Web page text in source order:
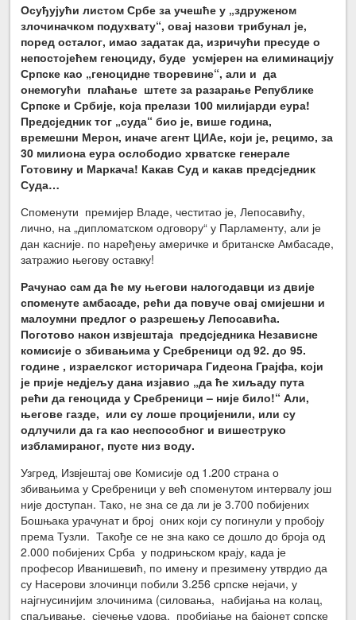
Осуђујући листом Србе за учешће у „здруженом
злочиначком подухвату“, овај назови трибунал је,
поред осталог, имао задатак да, изричући пресуде о
непостојећем геноциду, буде усмјерен на елиминацију
Српске као „геноцидне творевине“, али и да
онемогући плаћање штете за разарање Републике
Српске и Србије, која прелази 100 милијарди еура!
Предсједник тог „суда“ био је, више година,
времешни Мерон, иначе агент ЦИАе, који је, рецимо, за
30 милиона еура ослободио хрватске генерале
Готовину и Маркача! Какав Суд и какав предсједник
Суда…
Споменути премијер Владе, честитао је, Лепосавићу,
лично, на „дипломатском одговору“ у Парламенту, али је
дан касније. по наређењу америчке и британске Амбасаде,
затражио његову оставку!
Рачунао сам да ће му његови налогодавци из двије
споменуте амбасаде, рећи да повуче овај смијешни и
малоумни предлог о разрешењу Лепосавића.
Поготово након извјештаја предсједника Независне
комисије о збивањима у Сребреници од 92. до 95.
године , израелског историчара Гидеона Грајфа, који
је прије недјељу дана изјавио „да ће хиљаду пута
рећи да геноцида у Сребреници – није било!“ Али,
његове газде, или су лоше процијенили, или су
одлучили да га као неспособног и вишеструко
избламираног, пусте низ воду.
Узгред, Извјештај ове Комисије од 1.200 страна о
збивањима у Сребреници у већ споменутом интервалу још
није доступан. Тако, не зна се да ли је 3.700 побијених
Бошњака урачунат и број оних који су погинули у пробоју
према Тузли. Такође се не зна како се дошло до броја од
2.000 побијених Срба у подрињском крају, када је
професор Иванишевић, по имену и презимену утврдио да
су Насерови злочинци побили 3.256 српске нејачи, у
најгнусинијим злочинима (силовања, набијања на колац,
спаљивање, сјечење удова, пробијање на бајонет српске